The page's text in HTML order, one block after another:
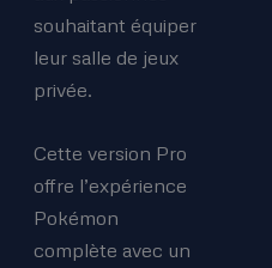
souhaitant équiper
leur salle de jeux
privée.
Cette version Pro
offre l’expérience
Pokémon
complète avec un